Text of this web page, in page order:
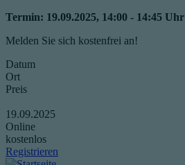
Termin: 19.09.2025, 14:00 - 14:45 Uhr
Melden Sie sich kostenfrei an!
Datum
Ort
Preis
19.09.2025
Online
kostenlos
Registrieren